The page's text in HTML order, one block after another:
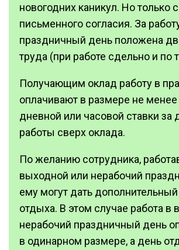
новогодних каникул. Но только
письменного согласия. За
праздничный день положена
труда (при работе сдельно и по
Получающим оклад работу в
оплачивают в размере не
дневной или часовой ставки за
работы сверх оклада.
По желанию сотрудника,
выходной или нерабочий
ему могут дать
отдыха. В этом случае работа в
нерабочий праздничный день
в одинарном размере, а день